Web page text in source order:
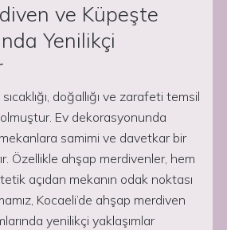
ve Küpeşte
Yenilikçi
doğallığı ve zarafeti temsil
Ev dekorasyonunda
mekanlara samimi ve davetkar bir
Özellikle ahşap merdivenler, hem
açıdan mekanın odak noktası
Kocaeli’de ahşap merdiven
yenilikçi yaklaşımlar